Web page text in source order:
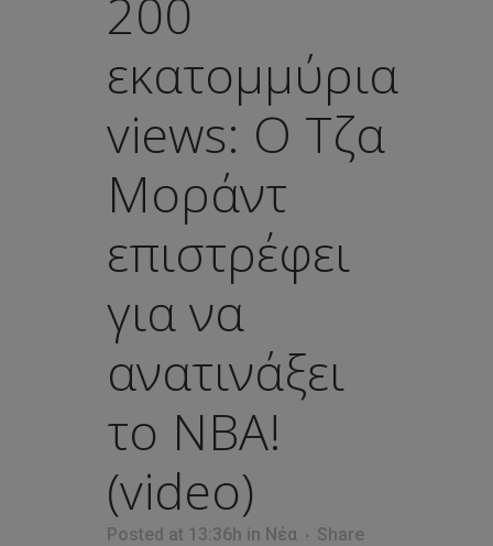
200
εκατομμύρια
views: Ο Τζα
Μοράντ
επιστρέφει
για να
ανατινάξει
το NBA!
(video)
Posted at 13:36h in Νέα Share